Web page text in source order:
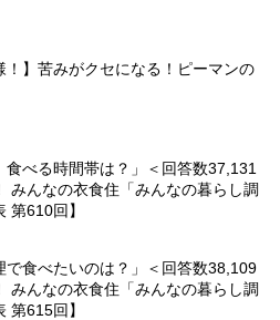
！】苦みがクセになる！ピーマンの
食べる時間帯は？」＜回答数37,131
みんなの衣食住「みんなの暮らし調
第610回】
で食べたいのは？」＜回答数38,109
みんなの衣食住「みんなの暮らし調
第615回】